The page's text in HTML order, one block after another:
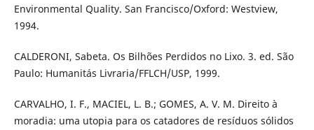
Environmental Quality. San Francisco/Oxford: Westview,
1994.
CALDERONI, Sabeta. Os Bilhões Perdidos no Lixo. 3. ed. São
Paulo: Humanitás Livraria/FFLCH/USP, 1999.
CARVALHO, I. F., MACIEL, L. B.; GOMES, A. V. M. Direito à
moradia: uma utopia para os catadores de resíduos sólidos